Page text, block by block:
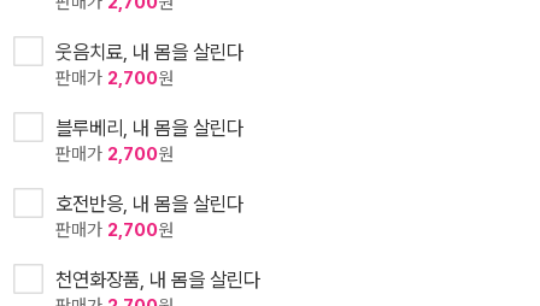
웃음치료, 내 몸을 살린다
판매가 2,700원
블루베리, 내 몸을 살린다
판매가 2,700원
호전반응, 내 몸을 살린다
판매가 2,700원
천연화장품, 내 몸을 살린다